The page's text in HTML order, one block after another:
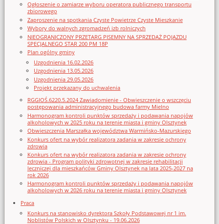
Ogłoszenie o zamiarze wyboru operatora publicznego transportu
zbiorowego
Zaproszenie na spotkania Czyste Powietrze Czyste Mieszkanie
Wybory do walnych zgromadzeń izb rolniczych
NIEOGRANICZONY PRZETARG PISEMNY NA SPRZEDAŻ POJAZDU
SPECJALNEGO STAR 200 PM 18P
Plan ogólny gminy
Uzgodnienia 16.02.2026
Uzgodnienia 13.05.2026
Uzgodnienia 29.05.2026
Projekt przekazany do uchwalenia
RGGIOŚ.6220.5.2024 Zawiadomienie - Obwieszczenie o wszczęciu
postępowania administracyjnego budowa farmy Mielno
Harmonogram kontroli punktów sprzedaży i podawania napojów
alkoholowych w 2025 roku na terenie miasta i gminy Olsztynek
Obwieszczenia Marszałka województwa Warmińsko-Mazurskiego
Konkurs ofert na wybór realizatora zadania w zakresie ochrony
zdrowia
Konkurs ofert na wybór realizatora zadania w zakresie ochrony
zdrowia - Program polityki zdrowotnej w zakresie rehabilitacji
leczniczej dla mieszkańców Gminy Olsztynek na lata 2025-2027 na
rok 2026
Harmonogram kontroli punktów sprzedaży i podawania napojów
alkoholowych w 2026 roku na terenie miasta i gminy Olsztynek
Praca
Konkurs na stanowisko dyrektora Szkoły Podstawowej nr 1 im.
Noblistów Polskich w Olsztynku - 19.06.2026